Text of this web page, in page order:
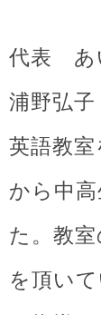
代表 あ
浦野弘
英語教
から中
た。教
を頂い